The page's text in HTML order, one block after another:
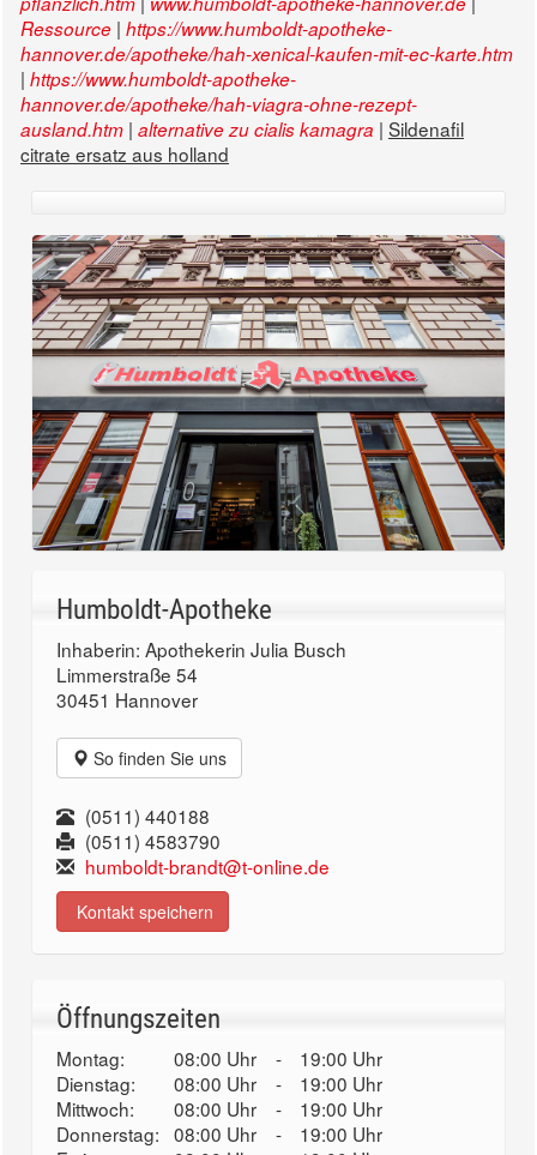
Ressource | https://www.humboldt-apotheke-
hannover.de/apotheke/hah-xenical-kaufen-mit-ec-karte.htm
| https://www.humboldt-apotheke-
hannover.de/apotheke/hah-viagra-ohne-rezept-
ausland.htm | alternative zu cialis kamagra | Sildenafil
citrate ersatz aus holland
Humboldt-Apotheke
Inhaberin: Apothekerin Julia Busch
Limmerstraße 54
30451 Hannover
So finden Sie uns
(0511) 440188
(0511) 4583790
humboldt-brandt@t-online.de
Kontakt speichern
Öffnungszeiten
Montag: 08:00 Uhr -
19:00 Uhr
Dienstag:
08:00 Uhr -
19:00 Uhr
Mittwoch:
08:00 Uhr -
19:00 Uhr
Donnerstag: 08:00 Uhr -
19:00 Uhr